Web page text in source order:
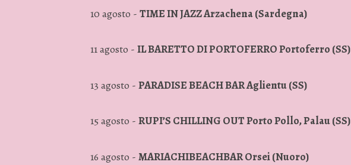
10 agosto - TIME IN JAZZArzachena (Sardegna)
11 agosto - IL BARETTO DI PORTOFERRO Portoferro (SS)
13 agosto - PARADISE BEACH BAR Aglientu (SS)
15 agosto - RUPI’S CHILLING OUT Porto Pollo, Palau (SS)
16 agosto - MARIACHIBEACHBAR Orsei (Nuoro)